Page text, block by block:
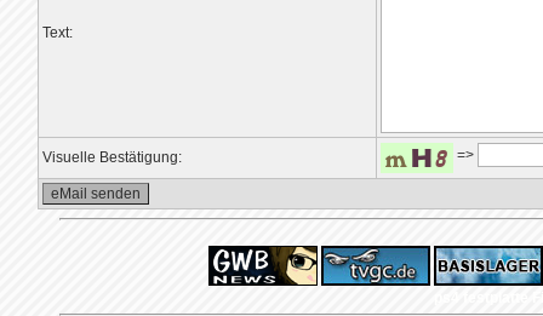
Text:
Visuelle Bestätigung: =>